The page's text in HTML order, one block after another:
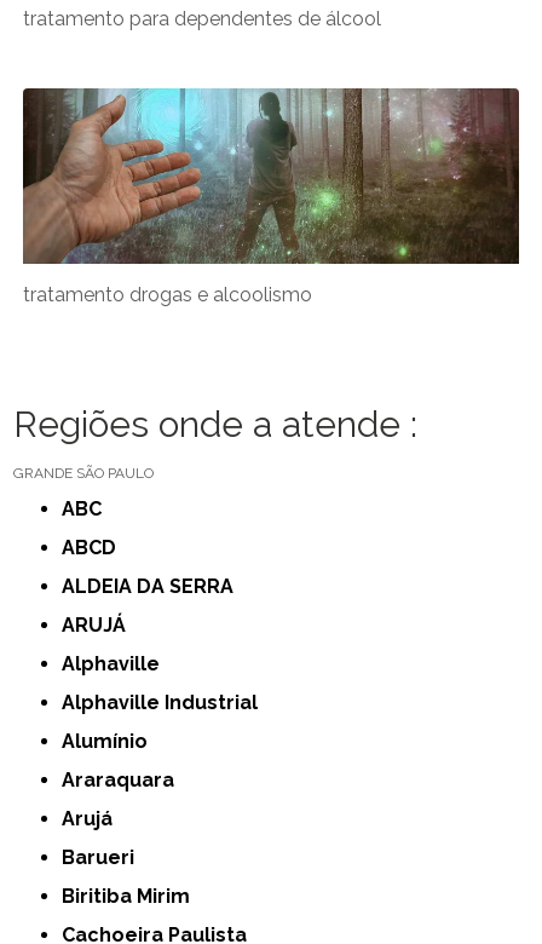
tratamento para dependentes de álcool
tratamento drogas e alcoolismo
Regiões onde a atende :
GRANDE SÃO PAULO
ABC
ABCD
ALDEIA DA SERRA
ARUJÁ
Alphaville
Alphaville Industrial
Alumínio
Araraquara
Arujá
Barueri
Biritiba Mirim
Cachoeira Paulista